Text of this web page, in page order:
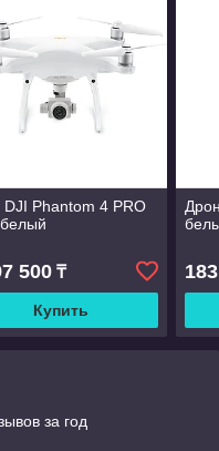
Phantom 4 PRO
500₸
Купить
за год